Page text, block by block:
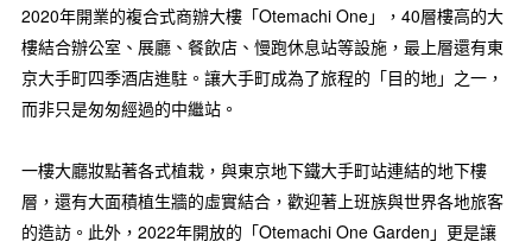
2020年開業的複合式商辦大樓「Otemachi One」，40層樓高的大
樓結合辦公室、展廳、餐飲店、慢跑休息站等設施，最上層還有東
京大手町四季酒店進駐。讓大手町成為了旅程的「目的地」之一，
而非只是匆匆經過的中繼站。
一樓大廳妝點著各式植栽，與東京地下鐵大手町站連結的地下樓
層，還有大面積植生牆的虛實結合，歡迎著上班族與世界各地旅客
的造訪。此外，2022年開放的「Otemachi One Garden」更是讓